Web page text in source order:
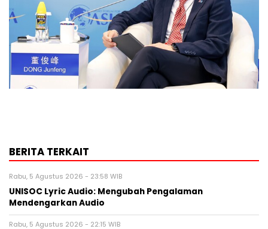
BERITA TERKAIT
Rabu, 5 Agustus 2026 - 23:58 WIB
UNISOC Lyric Audio: Mengubah Pengalaman
Mendengarkan Audio
Rabu, 5 Agustus 2026 - 22:15 WIB